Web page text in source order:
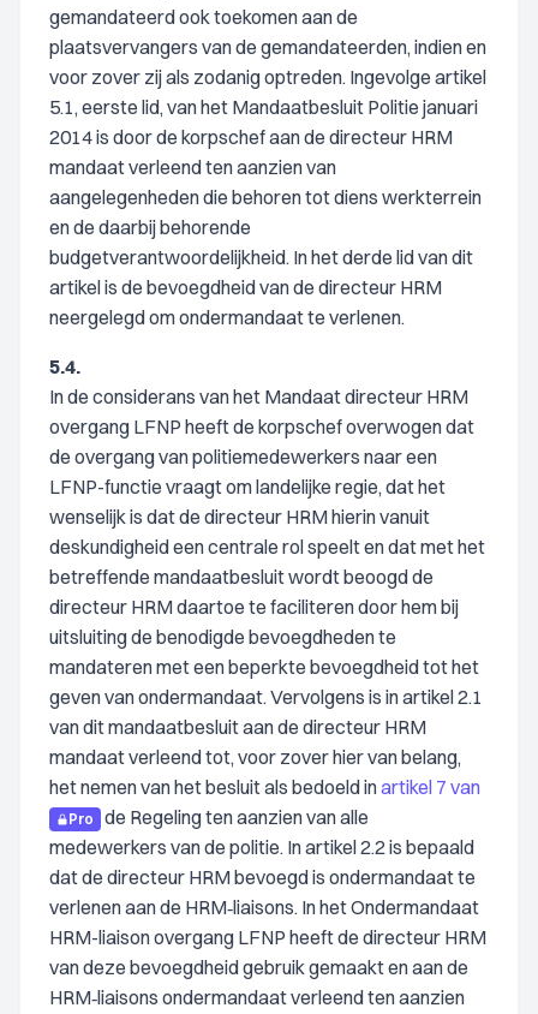
gemandateerd ook toekomen aan de
plaatsvervangers van de gemandateerden, indien en
voor zover zij als zodanig optreden. Ingevolge artikel
5.1, eerste lid, van het Mandaatbesluit Politie januari
2014 is door de korpschef aan de directeur HRM
mandaat verleend ten aanzien van
aangelegenheden die behoren tot diens werkterrein
en de daarbij behorende
budgetverantwoordelijkheid. In het derde lid van dit
artikel is de bevoegdheid van de directeur HRM
neergelegd om ondermandaat te verlenen.
5.4.
In de considerans van het Mandaat directeur HRM
overgang LFNP heeft de korpschef overwogen dat
de overgang van politiemedewerkers naar een
LFNP-functie vraagt om landelijke regie, dat het
wenselijk is dat de directeur HRM hierin vanuit
deskundigheid een centrale rol speelt en dat met het
betreffende mandaatbesluit wordt beoogd de
directeur HRM daartoe te faciliteren door hem bij
uitsluiting de benodigde bevoegdheden te
mandateren met een beperkte bevoegdheid tot het
geven van ondermandaat. Vervolgens is in artikel 2.1
van dit mandaatbesluit aan de directeur HRM
mandaat verleend tot, voor zover hier van belang,
het nemen van het besluit als bedoeld inartikel 7 van
Pro
de Regeling ten aanzien van alle
medewerkers van de politie. In artikel 2.2 is bepaald
dat de directeur HRM bevoegd is ondermandaat te
verlenen aan de HRM‑liaisons. In het Ondermandaat
HRM-liaison overgang LFNP heeft de directeur HRM
van deze bevoegdheid gebruik gemaakt en aan de
HRM‑liaisons ondermandaat verleend ten aanzien